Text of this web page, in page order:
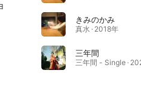
きみのかみ
真水 · 2018年
三年間
三年間 - Single ·